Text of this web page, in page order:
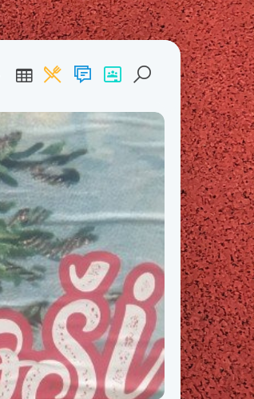
Třída I. C
Třída II. C
Třída III. C
Třída IV. C
Třída V. C
Třída VI. C
Třída VII. C
Třída VIII. C
Třída IX. C